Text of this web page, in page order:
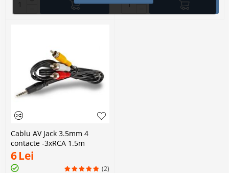
Cablu AV Jack 3.5mm 4
contacte -3xRCA 1.5m
6Lei
(2)